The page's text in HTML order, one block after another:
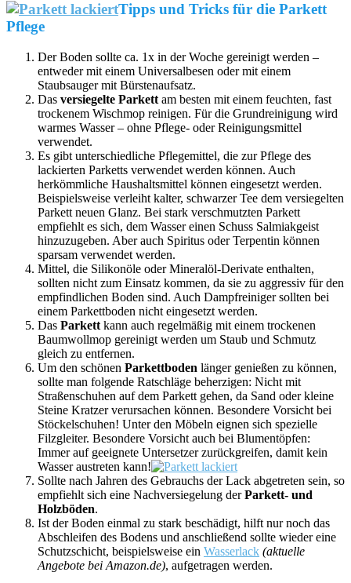
Tipps und Tricks für die Parkett
Pflege
Der Boden sollte ca. 1x in der Woche gereinigt werden –
entweder mit einem Universalbesen oder mit einem
Staubsauger mit Bürstenaufsatz.
Das versiegelte Parkett am besten mit einem feuchten, fast
trockenem Wischmop reinigen. Für die Grundreinigung wird
warmes Wasser – ohne Pflege- oder Reinigungsmittel
verwendet.
Es gibt unterschiedliche Pflegemittel, die zur Pflege des
lackierten Parketts verwendet werden können. Auch
herkömmliche Haushaltsmittel können eingesetzt werden.
Beispielsweise verleiht kalter, schwarzer Tee dem versiegelten
Parkett neuen Glanz. Bei stark verschmutzten Parkett
empfiehlt es sich, dem Wasser einen Schuss Salmiakgeist
hinzuzugeben. Aber auch Spiritus oder Terpentin können
sparsam verwendet werden.
Mittel, die Silikonöle oder Mineralöl-Derivate enthalten,
sollten nicht zum Einsatz kommen, da sie zu aggressiv für den
empfindlichen Boden sind. Auch Dampfreiniger sollten bei
einem Parkettboden nicht eingesetzt werden.
Das Parkett kann auch regelmäßig mit einem trockenen
Baumwollmop gereinigt werden um Staub und Schmutz
gleich zu entfernen.
Um den schönen Parkettboden länger genießen zu können,
sollte man folgende Ratschläge beherzigen: Nicht mit
Straßenschuhen auf dem Parkett gehen, da Sand oder kleine
Steine Kratzer verursachen können. Besondere Vorsicht bei
Stöckelschuhen! Unter den Möbeln eignen sich spezielle
Filzgleiter. Besondere Vorsicht auch bei Blumentöpfen:
Immer auf geeignete Untersetzer zurückgreifen, damit kein
Wasser austreten kann!
Sollte nach Jahren des Gebrauchs der Lack abgetreten sein, so
empfiehlt sich eine Nachversiegelung derParkett- und
Holzböden.
Ist der Boden einmal zu stark beschädigt, hilft nur noch das
Abschleifen des Bodens und anschließend sollte wieder eine
Schutzschicht, beispielsweise ein Wasserlack (aktuelle
Angebote bei Amazon.de), aufgetragen werden.